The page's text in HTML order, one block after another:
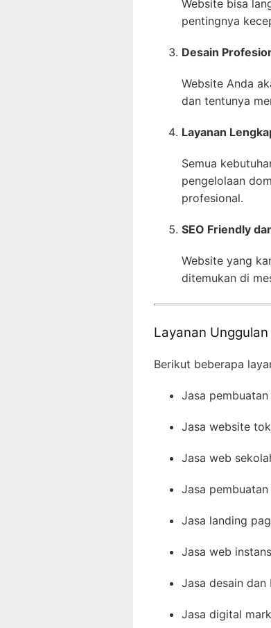
Website bisa
pentingnya
Desain
Website Anda
dan tentunya
Layanan
Semua
pengelolaan
profesional.
SEO Friendly
Website yang
ditemukan di
Layanan Unggulan
Berikut beberapa
Jasa
Jasa website
Jasa web
Jasa
Jasa landing
Jasa web
Jasa desain
Jasa digital